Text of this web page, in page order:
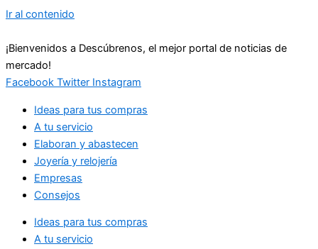
Ir al contenido
¡Bienvenidos a Descúbrenos, el mejor portal de noticias de
mercado!
Facebook Twitter Instagram
Ideas para tus compras
A tu servicio
Elaboran y abastecen
Joyería y relojería
Empresas
Consejos
Ideas para tus compras
A tu servicio